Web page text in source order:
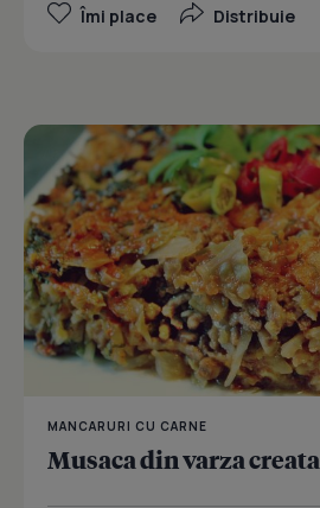
Îmi place Distribuie
MANCARURI CU CARNE
Musaca din varza creata